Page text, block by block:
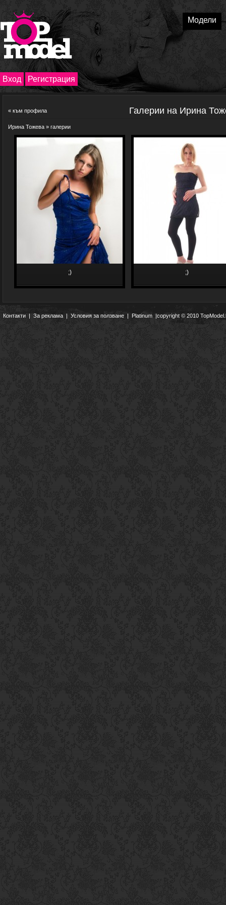
Модели
Вход Регистрация
« към профила Галерии на Ирина
Ирина Тожева » галерии
;) ;)
Контакти|За реклама | Условия за ползване | Platinum |copyright © 2010